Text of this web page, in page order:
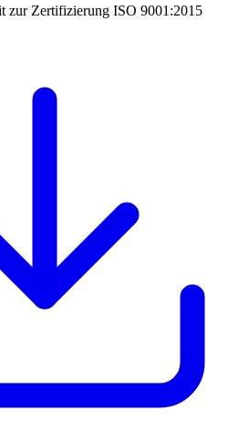
zur Zertifizierung ISO 9001:2015